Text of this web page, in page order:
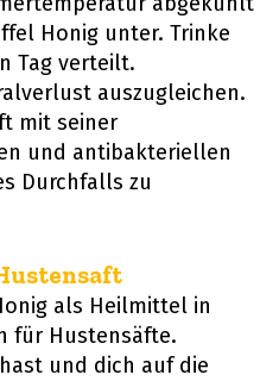
Honig unter. Trinke
Tag verteilt.
auszugleichen.
mit seiner
und antibakteriellen
Durchfalls zu
als Heilmittel in
für Hustensäfte.
und dich auf die